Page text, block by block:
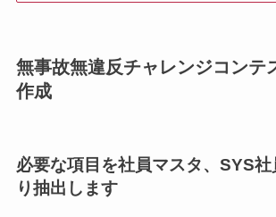
無事故無違反チャレンジコン
作成
必要な項目を社員マスタ、SYS社
り抽出します